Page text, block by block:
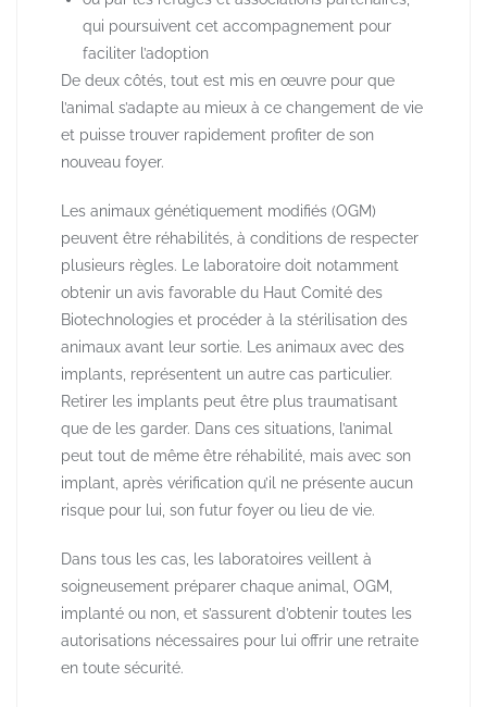
qui poursuivent cet accompagnement pour
faciliter l’adoption
De deux côtés, tout est mis en œuvre pour que
l’animal s’adapte au mieux à ce changement de vie
et puisse trouver rapidement profiter de son
nouveau foyer.
Les animaux génétiquement modifiés (OGM)
peuvent être réhabilités, à conditions de respecter
plusieurs règles. Le laboratoire doit notamment
obtenir un avis favorable du Haut Comité des
Biotechnologies et procéder à la stérilisation des
animaux avant leur sortie. Les animaux avec des
implants, représentent un autre cas particulier.
Retirer les implants peut être plus traumatisant
que de les garder. Dans ces situations, l’animal
peut tout de même être réhabilité, mais avec son
implant, après vérification qu’il ne présente aucun
risque pour lui, son futur foyer ou lieu de vie.
Dans tous les cas, les laboratoires veillent à
soigneusement préparer chaque animal, OGM,
implanté ou non, et s’assurent d’obtenir toutes les
autorisations nécessaires pour lui offrir une retraite
en toute sécurité.